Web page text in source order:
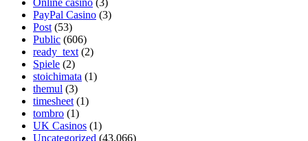
PayPal Casino (3)
Post (53)
Public (606)
ready_text (2)
Spiele (2)
stoichimata (1)
themul (3)
timesheet (1)
tombro (1)
UK Casinos (1)
Uncategorized (43,066)